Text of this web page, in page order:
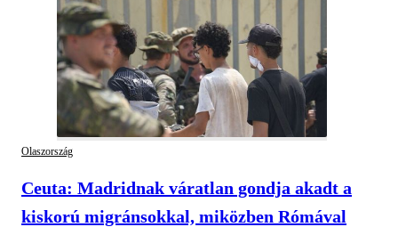
Olaszország
Ceuta: Madridnak váratlan gondja akadt a
kiskorú migránsokkal, miközben Rómával